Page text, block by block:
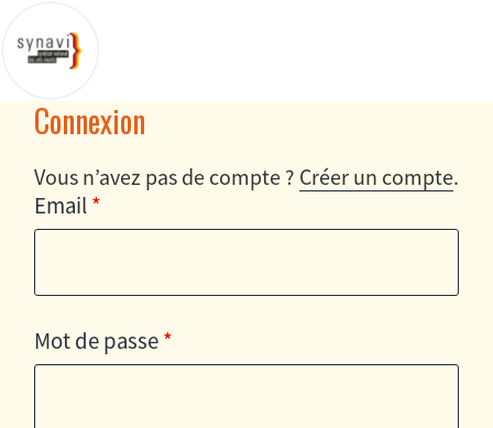
Connexion
Vous n’avez pas de compte ? Créer un compte.
Email*
Mot de passe*